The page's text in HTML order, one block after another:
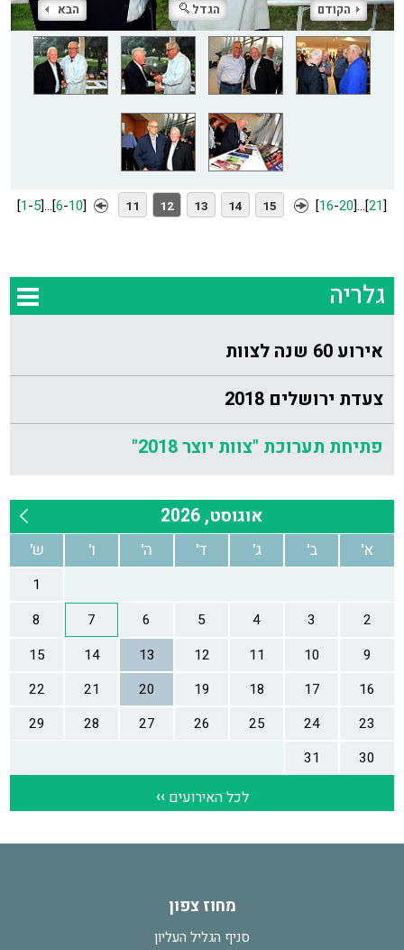
הקודם הגדל הבא
[1-5]...[6-10] 11 12 13 14 15 [16-20]...[21]
גלריה
אירוע 60 שנה לצוות
צעדת ירושלים 2018
פתיחת תערוכת "צוות יוצר 2018"
מחוז צפון
סניף הגליל העליון